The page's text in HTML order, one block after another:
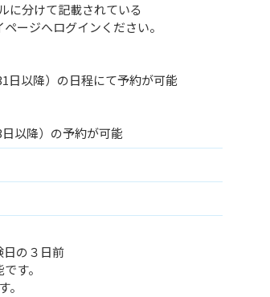
に分けて記載されている
ージへログインください。
日以降）の日程にて予約が可能
以降）の予約が可能
の３日前
す。